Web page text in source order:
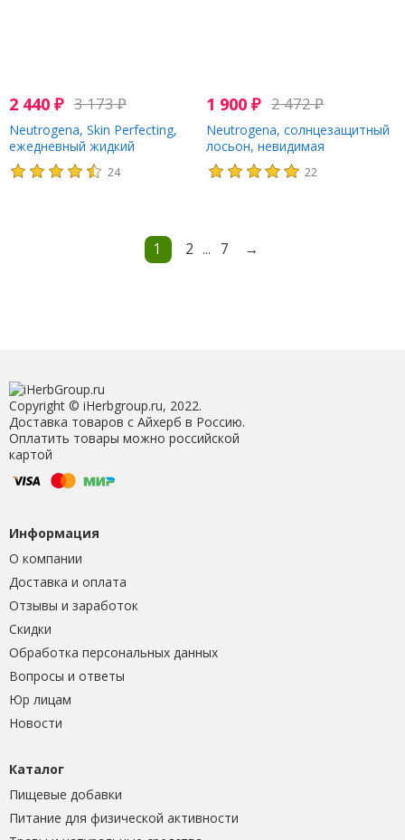
2 440 ₽ 3 173₽
Neutrogena, Skin Perfecting,
ежедневный жидкий
эксфолиант, для нормальной
и комбинированной кожи, без
24
1 900₽ 2 472₽
Neutrogena, солнцезащитный
лосьон, невидимая
ежедневная защита, SPF 30,
88 мл (3 жидк. унции)
22
1 2 ... 7 →
Copyright © iHerbgroup.ru, 2022.
Доставка товаров с Айхерб в Россию.
Оплатить товары можно российской
картой
Информация
О компании
Доставка и оплата
Отзывы и заработок
Скидки
Обработка персональных данных
Вопросы и ответы
Юр лицам
Новости
Каталог
Пищевые добавки
Питание для физической активности